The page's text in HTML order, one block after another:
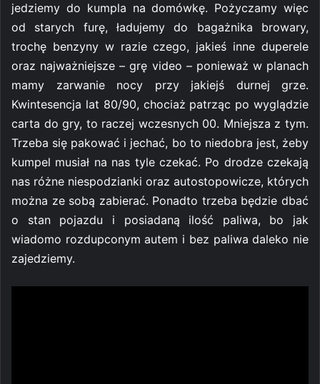
jedziemy do kumpla na domówkę. Pożyczamy więc
od starych furę, ładujemy do bagażnika browary,
trochę benzyny w razie czego, jakieś inne duperele
oraz najważniejsze – grę video – ponieważ w planach
mamy zarwanie nocy przy jakiejś durnej grze.
Kwintesencja lat 80/90, chociaż patrząc po wyglądzie
carta do gry, to raczej wczesnych 00. Mniejsza z tym.
Trzeba się pakować i jechać, bo to niedobra jest, żeby
kumpel musiał na nas tyle czekać. Po drodze czekają
nas różne niespodzianki oraz autostopowicze, których
można ze sobą zabierać. Ponadto trzeba będzie dbać
o stan pojazdu i posiadaną ilość paliwa, bo jak
wiadomo rozdupconym autem i bez paliwa daleko nie
zajedziemy.